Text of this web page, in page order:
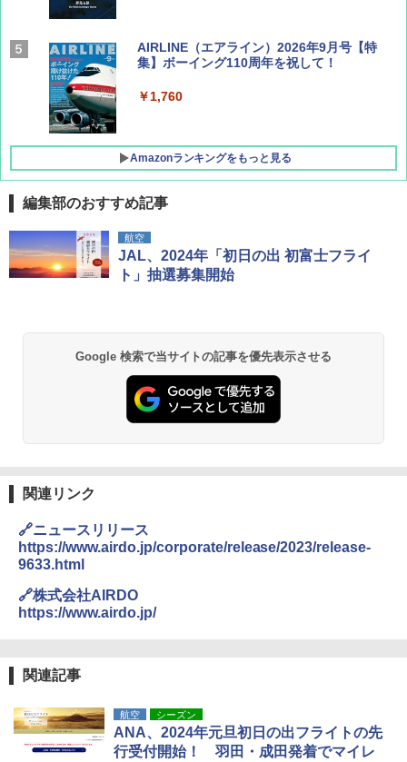
AIRLINE（エアライン）2026年9月号【特
集】ボーイング110周年を祝して！
￥1,760
Amazonランキングをもっと見る
D40 地球の歩き方 チェンマイ タイ北部の魅
力的な町 2026～2027 地球の歩き方D アジア
￥2,079
A09 地球の歩き方 イタリア 2026～2027 地
球の歩き方A ヨーロッパ
￥2,479
ァキア 2026～2027 地球の歩き方A ヨーロッ
パ
解く (講談社現代新書)
￥1,540
[キャンパーズコレクション 山善] ポップアッ
プテント 傘みたいに広げて畳める パッとサ
ッとサンシェード キューブ フルクローズ メ
ッシュ 簡単設置 ワンタッチテント キャンプ
PYKES PEAK (パイクスピーク) 着替えテン
ト プライバシー テント 【中が透けない】 1
人用 折りたたみ 防災グッズ 災害用トイレ ビ
ーチ ピクニック ポップアップテント 携帯 簡
易 トイレテント (ブラック)
ENDLESS BASE 《めざましテレビで紹介》
テント ワンタッチ RENEW 幅200 2-3人用 43
500002(88859)
￥5,999
￥9,990
BUNDOK(バンドック)ソロ ドーム 1 EX BDK
-08EX カーキ ソロキャンプ ポリエステル フ
レーム テント
GRANDOOR ステンレス保冷剤 2個セット 2
026リニューアル 急速冷凍 空間倍増 衛生的
コンパクト 保冷力長持ち
￥2,980
￥6,459
熊撃退スプレー 熊よけスプレー 熊スプレー
【日本企業販売】超強力クマ対策スプレー 30
￥3,680
編集部のおすすめ記事
航空
JAL、2024年「初日の出 初富士フライ
ト」抽選募集開始
Google 検索で当サイトの記事を優先表示させる
関連リンク
🔗ニュースリリース
https://www.airdo.jp/corporate/release/2023/release-
9633.html
🔗株式会社AIRDO
https://www.airdo.jp/
関連記事
航空 シーズン
ANA、2024年元旦初日の出フライトの先
行受付開始！ 羽田・成田発着でマイレ